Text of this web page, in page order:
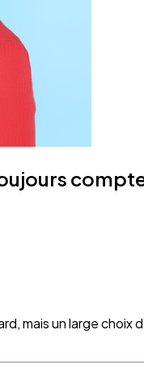
mais un large choix